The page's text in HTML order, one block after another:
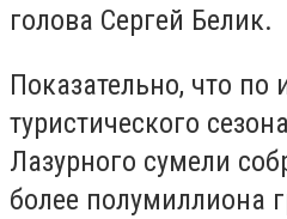
голова Сергей Белик.
Показательно, что по
туристического
Лазурного сумели
более полумиллиона